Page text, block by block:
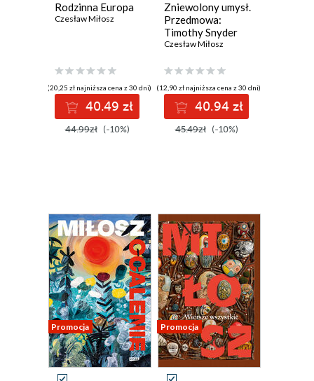
Rodzinna Europa
Czesław Miłosz
(20,25 zł najniższa cena z 30 dni)
40.49 zł
44.99zł (-10%)
Zniewolony umysł.
Przedmowa:
Timothy Snyder
Czesław Miłosz
(12,90 zł najniższa cena z 30 dni)
40.94 zł
45.49zł (-10%)
Promocja Promocja